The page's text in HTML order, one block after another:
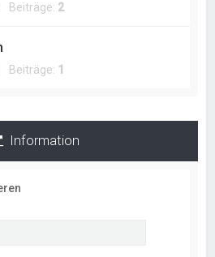
2
Beiträge: 1
Information